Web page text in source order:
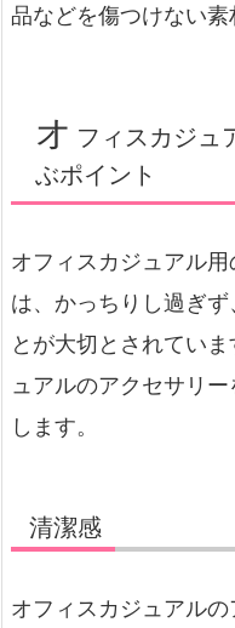
品などを傷つけない素
オ フィスカジュ
ぶポイント
オフィスカジュアル
は、かっちりし過ぎ
とが大切とされてい
ュアルのアクセサリ
します。
清潔感
オフィスカジュアル